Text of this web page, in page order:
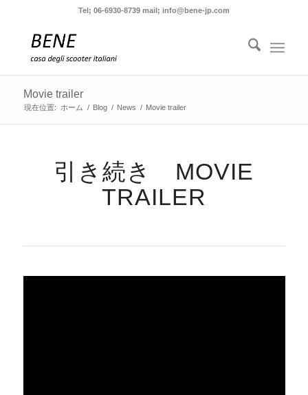
Tel; 06-6930-8739 mail; info@bene-jp.com
Movie trailer
現在位置: ホーム / Blog / News / Movie trailer
引き続き MOVIE
TRAILER